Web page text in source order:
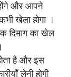
और आपने
खेला होगा ।
दिमाग का खेल
है और इस
लेनी होगी